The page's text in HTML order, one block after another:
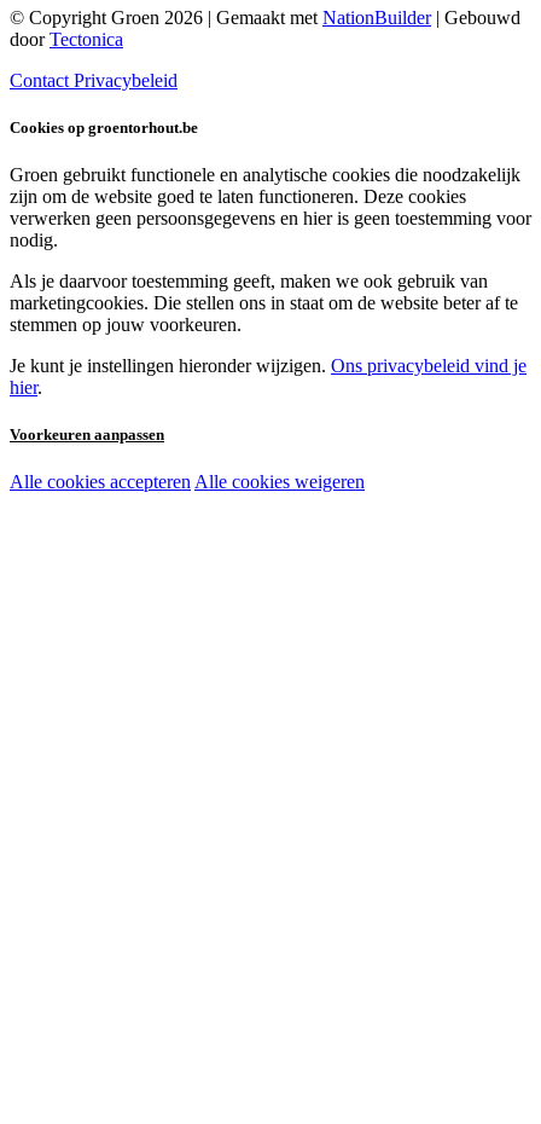
© Copyright Groen 2026 | Gemaakt met NationBuilder| Gebouwd
doorTectonica
Contact Privacybeleid
Cookies op groentorhout.be
Groen gebruikt functionele en analytische cookies die noodzakelijk
zijn om de website goed te laten functioneren. Deze cookies
verwerken geen persoonsgegevens en hier is geen toestemming voor
nodig.
Als je daarvoor toestemming geeft, maken we ook gebruik van
marketingcookies. Die stellen ons in staat om de website beter af te
stemmen op jouw voorkeuren.
Je kunt je instellingen hieronder wijzigen. Ons privacybeleid vind je
hier.
Voorkeuren aanpassen
Noodzakelijke cookies:
Alle cookies accepteren Alle cookies weigeren